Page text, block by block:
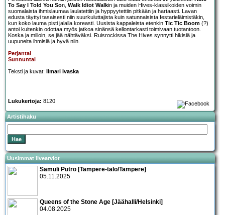
To Say I Told You Son, Walk Idiot Walkin ja muiden Hives-klassikoiden voimin
suomalaista ihmislaumaa laulatettiin ja hyppyytettiin pitkään ja hartaasti. Lavan
edusta täyttyi tasaisesti niin suurkuluttajista kuin satunnaisista festarieläimistäkin,
kun koko lauma pisti jalalla koreasti. Uusista kappaleista etenkin Tic Tic Boom (?)
antoi kuitenkin odottaa myös jatkoa sinänsä kellontarkasti toimivaan tuotantoon.
Koska ja milloin, se jää nähtäväksi. Ruisrockissa The Hives synnytti hikisiä ja
uupuneita ihmisiä ja hyvä niin.
Perjantai
Sunnuntai
Teksti ja kuvat:
Ilmari Ivaska
Lukukertoja: 8120
Artistihaku
Uusimmat livearviot
Samuli Putro [Tampere-talo/Tampere]
05.11.2025
Queens of the Stone Age [Jäähalli/Helsinki]
04.08.2025